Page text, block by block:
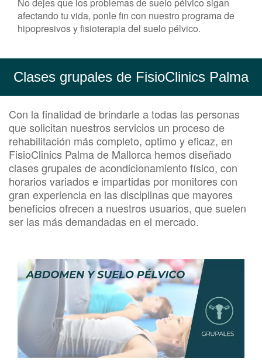
afectando tu vida, ponle fin con nuestro programa de
hipopresivos y fisioterapia del suelo pélvico.
Clases grupales de FisioClinics Palma
Con la finalidad de brindarle a todas las personas
que solicitan nuestros servicios un proceso de
rehabilitación más completo, optimo y eficaz, en
FisioClinics Palma de Mallorca hemos diseñado
clases grupales de acondicionamiento físico, con
horarios variados e impartidas por monitores con
gran experiencia en las disciplinas que mayores
beneficios ofrecen a nuestros usuarios, que suelen
ser las más demandadas en el mercado.